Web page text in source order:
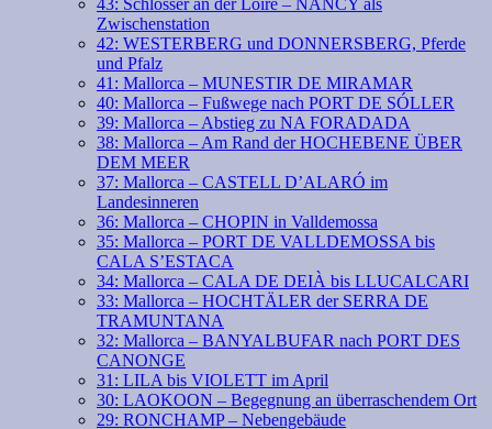
Zwischenstation
42: WESTERBERG und DONNERSBERG, Pferde
und Pfalz
41: Mallorca – MUNESTIR DE MIRAMAR
40: Mallorca – Fußwege nach PORT DE SÓLLER
39: Mallorca – Abstieg zu NA FORADADA
38: Mallorca – Am Rand der HOCHEBENE ÜBER
DEM MEER
37: Mallorca – CASTELL D’ALARÓ im
Landesinneren
36: Mallorca – CHOPIN in Valldemossa
35: Mallorca – PORT DE VALLDEMOSSA bis
CALA S’ESTACA
34: Mallorca – CALA DE DEIÀ bis LLUCALCARI
33: Mallorca – HOCHTÄLER der SERRA DE
TRAMUNTANA
32: Mallorca – BANYALBUFAR nach PORT DES
CANONGE
31: LILA bis VIOLETT im April
30: LAOKOON – Begegnung an überraschendem Ort
29: RONCHAMP – Nebengebäude